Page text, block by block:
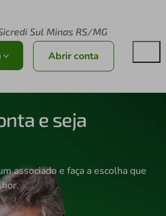
Sul Minas RS/MG
Abrir conta
e seja
associado e faça a escolha que